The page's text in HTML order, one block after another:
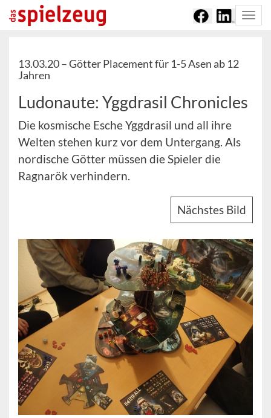
13.03.20 –Götter Placement für 1-5 Asen ab 12
Jahren
Ludonaute: Yggdrasil Chronicles
Die kosmische Esche Yggdrasil und all ihre
Welten stehen kurz vor dem Untergang. Als
nordische Götter müssen die Spieler die
Ragnarök verhindern.
Nächstes Bild